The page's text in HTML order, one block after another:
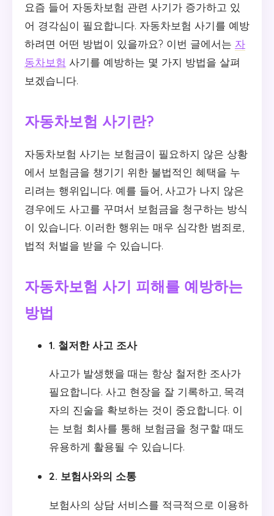
요즘 들어 자동차보험 관련 사기가 증가하고 있
어 경각심이 필요합니다. 자동차보험 사기를 예방
하려면 어떤 방법이 있을까요? 이번 글에서는 자
동차보험 사기를 예방하는 몇 가지 방법을 살펴
보겠습니다.
자동차보험 사기란?
자동차보험 사기는 보험금이 필요하지 않은 상황
에서 보험금을 챙기기 위한 불법적인 혜택을 누
리려는 행위입니다. 예를 들어, 사고가 나지 않은
경우에도 사고를 꾸며서 보험금을 청구하는 방식
이 있습니다. 이러한 행위는 매우 심각한 범죄로,
법적 처벌을 받을 수 있습니다.
자동차보험 사기 피해를 예방하는
방법
1. 철저한 사고 조사
사고가 발생했을 때는 항상 철저한 조사가
필요합니다. 사고 현장을 잘 기록하고, 목격
자의 진술을 확보하는 것이 중요합니다. 이
는 보험 회사를 통해 보험금을 청구할 때도
유용하게 활용될 수 있습니다.
2. 보험사와의 소통
보험사의 상담 서비스를 적극적으로 이용하